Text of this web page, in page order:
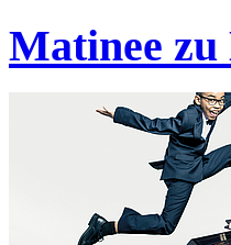
Matinee